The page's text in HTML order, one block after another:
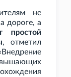
не
дороге, а
простой
, отметил